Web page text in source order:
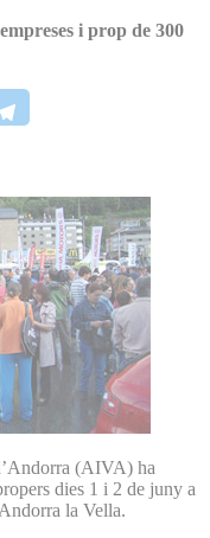
i prop de 300
(AIVA) ha
dies 1 i 2 de juny a
la Vella.